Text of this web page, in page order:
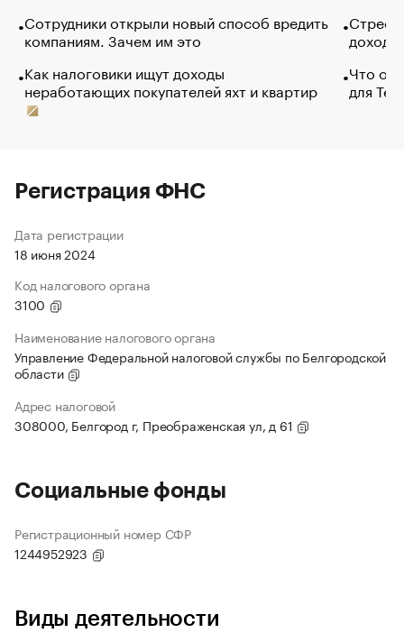
Сотрудники открыли новый способ вредить
компаниям. Зачем им это
Как налоговики ищут доходы
неработающих покупателей яхт и квартир
Что
для
Регистрация ФНС
Дата регистрации
18 июня 2024
Код налогового органа
3100
Наименование налогового органа
Управление Федеральной налоговой службы по Белгородской
области
Адрес налоговой
308000, Белгород г, Преображенская ул, д 61
Социальные фонды
Регистрационный номер СФР
1244952923
Виды деятельности